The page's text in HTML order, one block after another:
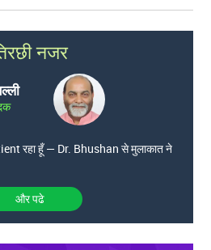
नजर
रहा हूँ — Dr. Bhushan से मुलाकात ने
और पढे